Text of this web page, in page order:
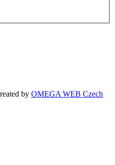
by OMEGA WEB Czech